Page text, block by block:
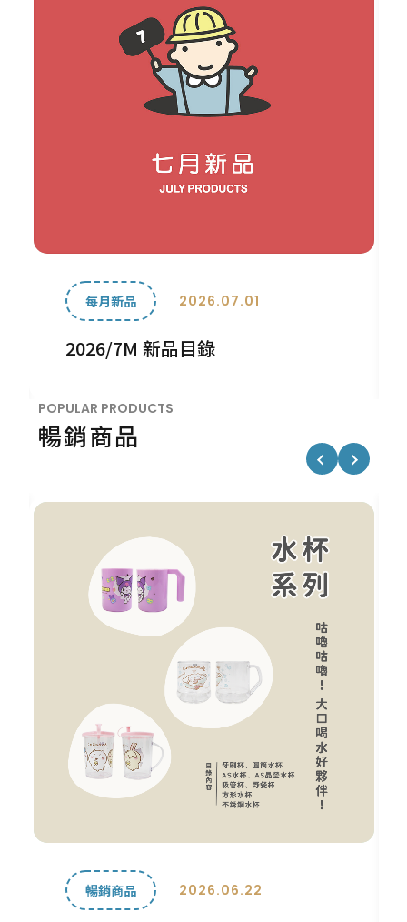
每月新品 2026.07.01
2026/7M 新品目錄
POPULAR PRODUCTS
暢銷商品
暢銷商品 2026.06.22